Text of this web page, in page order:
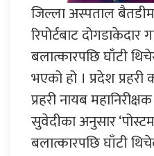
जिल्ला अस्पताल
रिपोर्टबाट
बलात्कारपछि घाँटी
भएको हो । प्रदेश
प्रहरी नायब
सुवेदीका अनुसार
बलात्कारपछि घाँटी